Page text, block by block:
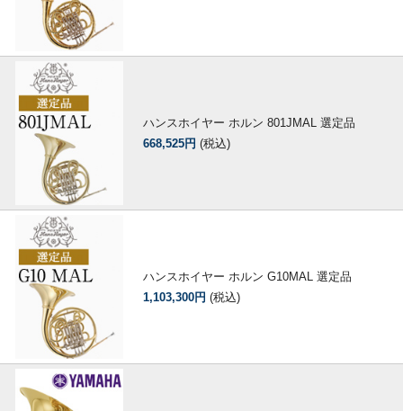
ハンスホイヤー ホルン 801JMAL 選定品
668,525円 (税込)
ハンスホイヤー ホルン G10MAL 選定品
1,103,300円 (税込)